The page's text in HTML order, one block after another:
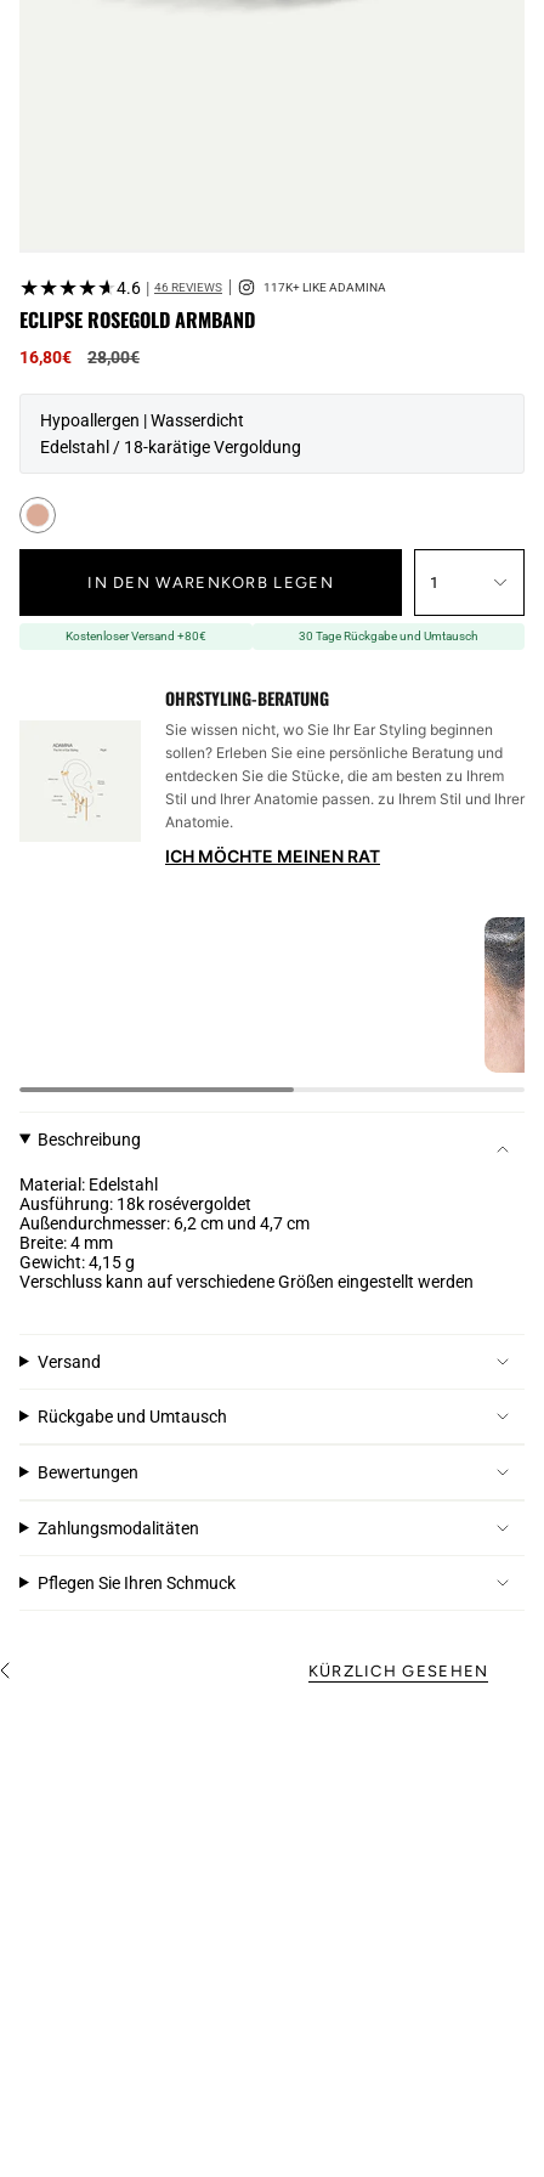
★★★★★
★★★★★4.6 | 46 REVIEWS
ECLIPSE ROSEGOLD ARMBAND
16,80€
Regulärer
28,00€
Hypoallergen | Wasserdicht
Edelstahl / 18-karätige Vergoldung
1
IN DEN WARENKORB LEGEN
Kostenloser Versand +80€ 30 Tage Rückgabe und Umtausch
OHRSTYLING-BERATUNG
Sie wissen nicht, wo Sie Ihr Ear Styling beginnen
sollen? Erleben Sie eine persönliche Beratung und
entdecken Sie die Stücke, die am besten zu Ihrem
Stil und Ihrer Anatomie passen. zu Ihrem Stil und Ihrer
Anatomie.
ICH MÖCHTE MEINEN RAT
Beschreibung
Material: Edelstahl
Ausführung: 18k rosévergoldet
Außendurchmesser: 6,2 cm und 4,7 cm
Breite: 4 mm
Gewicht: 4,15 g
Verschluss kann auf verschiedene Größen eingestellt werden
Versand
Rückgabe und Umtausch
Bewertungen
Zahlungsmodalitäten
Pflegen Sie Ihren Schmuck
KÜRZLICH GESEHEN